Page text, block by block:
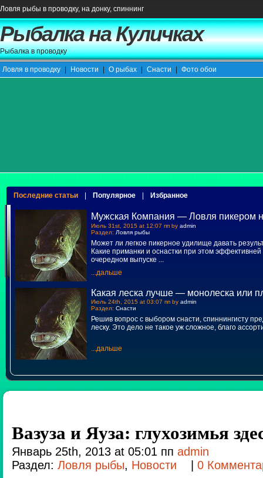
Ловля рыбы в проводку, на донку, спиннинг
Рыбалка на Куличках
Рыбалка в проводку
Ловля в проводку Новости О рыбах Снасти Фото обои
Последние статьи Популярное Избранное
Мужская Компания — Ловля пикером
Июль 31st, 2015 at 12:07 пп by admin
Раздел: Ловля рыбы
Может ли легкое пикерное удилище давать
Какие приманки и оснастки при этом эффективней
очередном выпуске ...
...дальше
Какая леска лучше — монолеска или
Июль 24th, 2015 at 03:07 пп by admin
Раздел: Снасти
Решив вопрос с выбором снасти, спиннингисту
леску. Это дело не такое уж сложное, благо
...дальше
Вазуза и Яуза: глухозимья
Январь 25th, 2013 at 05:01 пп admin
Раздел: Ловля рыбы, Новости
0